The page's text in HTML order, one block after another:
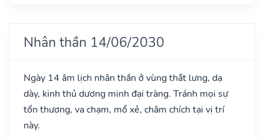
Nhân thần 14/06/2030
Ngày 14 âm lịch nhân thần ở vùng thắt lưng, dạ
dày, kinh thủ dương minh đại tràng. Tránh mọi sự
tổn thương, va chạm, mổ xẻ, châm chích tại vị trí
này.